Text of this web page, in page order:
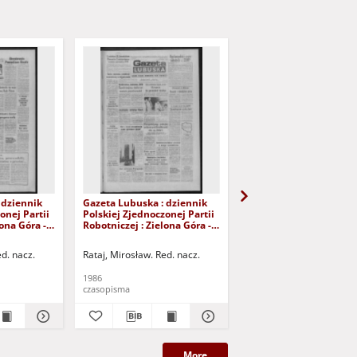
dziennik
Partii
Góra -
nacz.
Gazeta Lubuska : dziennik
Polskiej Zjednoczonej Partii
Robotniczej : Zielona Góra -
Rataj, Mirosław. Red. nacz.
1986
czasopisma